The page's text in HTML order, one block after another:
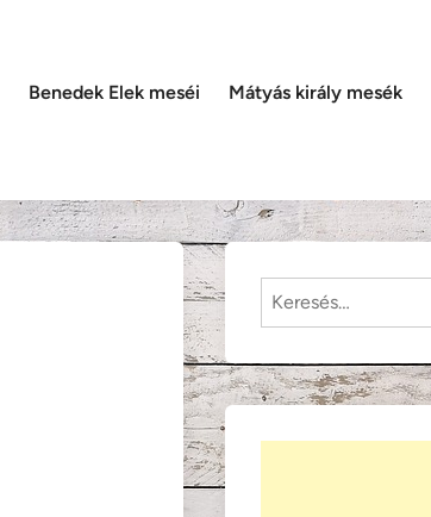
Benedek Elek meséi Mátyás király mesék
Keresés: